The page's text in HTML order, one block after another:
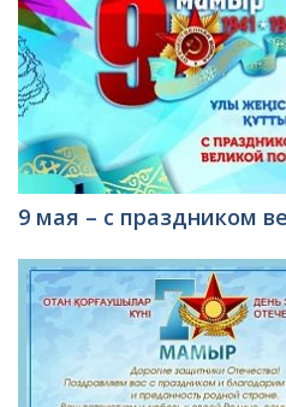
9 мая – с праздником